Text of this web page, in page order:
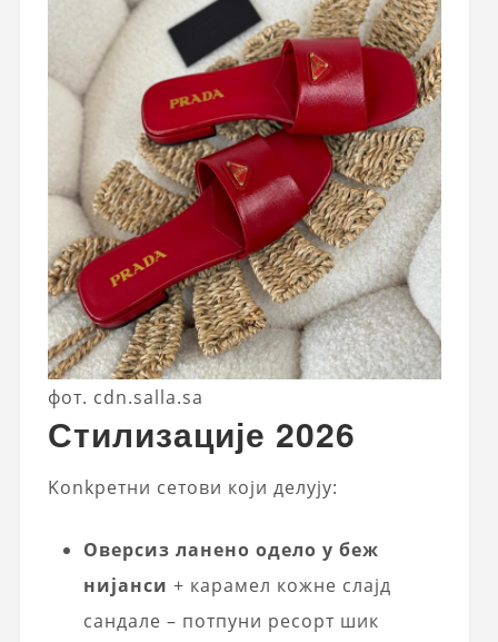
фот. cdn.salla.sa
Стилизације 2026
Konkретни сетови који делују:
Оверсиз ланено одело у беж
нијанси + карамел кожне слајд
сандале – потпуни ресорт шик